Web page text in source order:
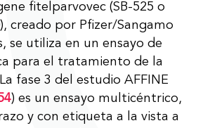
fitelparvovec (SB-525 o
creado por Pfizer/Sangamo
se utiliza en un ensayo de
para el tratamiento de la
fase 3 del estudio AFFINE
) es un ensayo multicéntrico,
y con etiqueta a la vista a